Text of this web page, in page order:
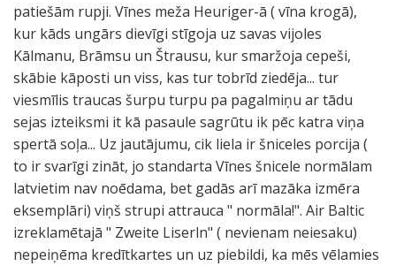
patiešām rupji. Vīnes meža Heuriger-ā ( vīna krogā),
kur kāds ungārs dievīgi stīgoja uz savas vijoles
Kālmanu, Brāmsu un Štrausu, kur smaržoja cepeši,
skābie kāposti un viss, kas tur tobrīd ziedēja... tur
viesmīlis traucas šurpu turpu pa pagalmiņu ar tādu
sejas izteiksmi it kā pasaule sagrūtu ik pēc katra viņa
spertā soļa... Uz jautājumu, cik liela ir šniceles porcija (
to ir svarīgi zināt, jo standarta Vīnes šnicele normālam
latvietim nav noēdama, bet gadās arī mazāka izmēra
eksemplāri) viņš strupi attrauca " normāla!". Air Baltic
izreklamētajā " Zweite Liserln" ( nevienam neiesaku)
nepeiņēma kredītkartes un uz piebildi, ka mēs vēlamies